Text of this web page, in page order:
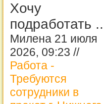
Хочу
подработать ..
Милена 21 июля
2026, 09:23 //
Работа -
Требуются
сотрудники в